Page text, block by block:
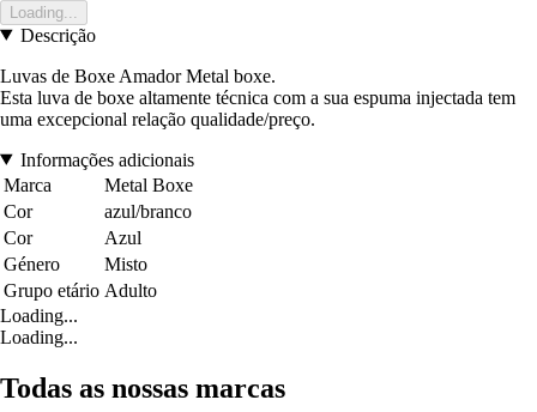
Loading...
Descrição
Luvas de Boxe Amador Metal boxe.
Esta luva de boxe altamente técnica com a sua espuma injectada tem
uma excepcional relação qualidade/preço.
Informações adicionais
Marca
Metal Boxe
Cor
azul/branco
Cor
Azul
Género
Misto
Grupo etário Adulto
Loading...
Loading...
Todas as nossas marcas